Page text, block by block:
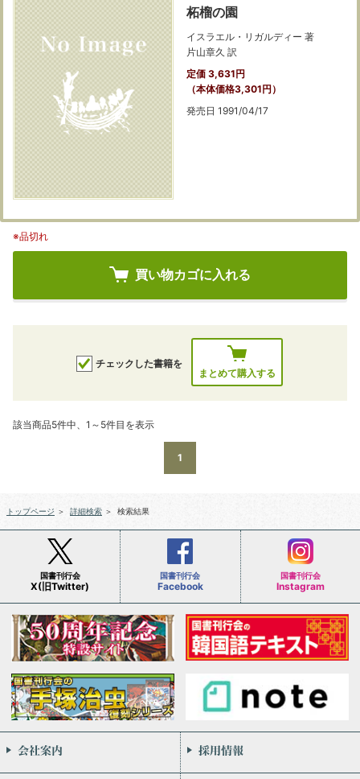
柘榴の園
イスラエル・リガルディー 著
片山章久 訳
定価 3,631円
（本体価格3,301円）
発売日 1991/04/17
※品切れ
買い物カゴに入れる
チェックした書籍を
まとめて購入する
該当商品5件中、1～5件目を表示
1
トップページ ＞ 詳細検索 ＞ 検索結果
国書刊行会
X(旧Twitter)
国書刊行会
Facebook
国書刊行会
Instagram
会社案内